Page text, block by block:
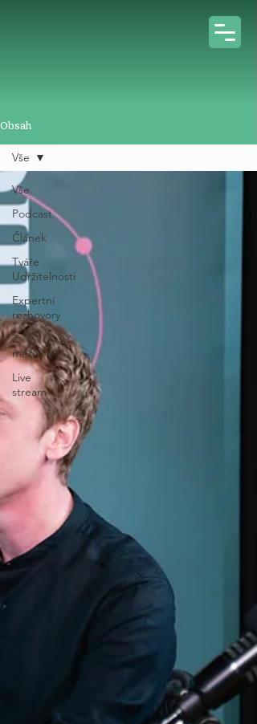
Obsah
Vše
Podcast
Článek
Tváře
Udržitelnosti
Expertní
rozhovory
Z
médií
Live
stream
Vše